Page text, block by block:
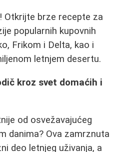
Otkrijte brze recepte za
popularnih kupovnih
Frikom i Delta, kao i
letnjem desertu.
kroz svet domaćih i
od osvežavajućeg
danima? Ova zamrznuta
deo letnjeg uživanja, a